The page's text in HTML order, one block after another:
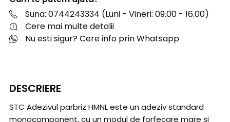
Suna: 0744243334 (Luni - Vineri: 09.00 - 16.00)
Cere mai multe detalii
Nu esti sigur? Cere info prin Whatsapp
DESCRIERE
STC Adezivul parbriz HMNL este un adeziv standard
monocomponent, cu un modul de forfecare mare și